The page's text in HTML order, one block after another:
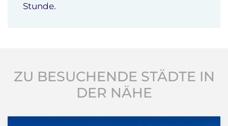
Stunde.
ZU BESUCHENDE STÄDTE IN
DER NÄHE